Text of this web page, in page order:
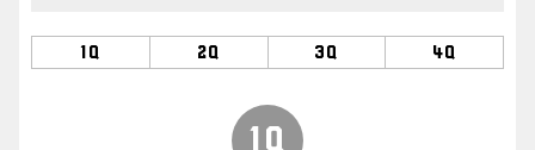
1Q 2Q 3Q 4Q
1Q